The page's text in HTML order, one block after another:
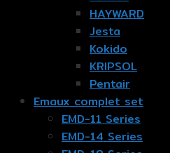
HAYWARD
Jesta
Kokido
KRIPSOL
Pentair
Emaux complet set
EMD-11 Series
EMD-14 Series